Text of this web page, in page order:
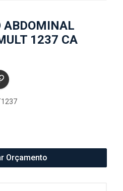
ABDOMINAL
1237 CA
Orçamento